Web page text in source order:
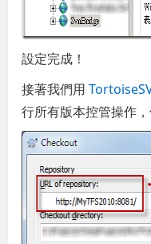
設定完成！
接著我們用
行所有版本控管操作